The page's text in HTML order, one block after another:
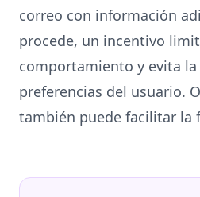
correo con información
procede, un incentivo
comportamiento y evita
preferencias del usuario.
también puede facilitar la